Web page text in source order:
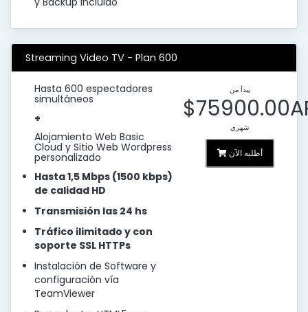
Streaming Video TV - Plan 600
Hasta 600 espectadores
simultáneos
+
Alojamiento Web Basic
Cloud y Sitio Web Wordpress
personalizado
Hasta 1,5 Mbps (1500 kbps)
de calidad HD
Transmisión las 24 hs
Tráfico ilimitado y con
soporte SSL HTTPs
Instalación de Software y
configuración vía
TeamViewer
يبدأ من
شهري
أطلبه الآن